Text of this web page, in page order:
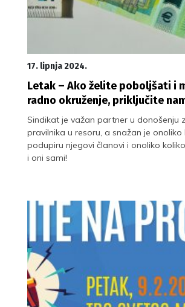
17. lipnja 2024.
Letak – Ako želite poboljšati i
radno okruženje, priključite
Sindikat je važan partner u donošenju
pravilnika u resoru, a snažan je onoliko
podupiru njegovi članovi i onoliko
i oni sami!